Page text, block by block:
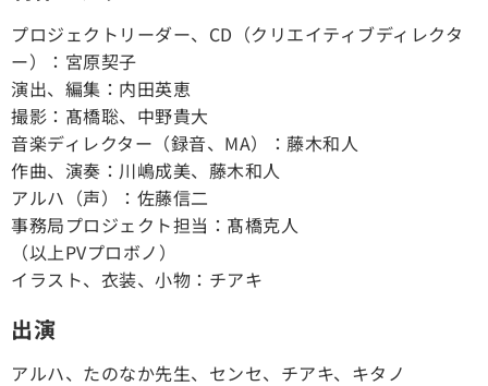
プロジェクトリーダー、CD（クリエイティブディレクタ
ー）：宮原契子
演出、編集：内田英恵
撮影：髙橋聡、中野貴大
音楽ディレクター（録音、MA）：藤木和人
作曲、演奏：川嶋成美、藤木和人
アルハ（声）：佐藤信二
事務局プロジェクト担当：髙橋克人
（以上PVプロボノ）
イラスト、衣装、小物：チアキ
出演
アルハ、たのなか先生、センセ、チアキ、キタノ